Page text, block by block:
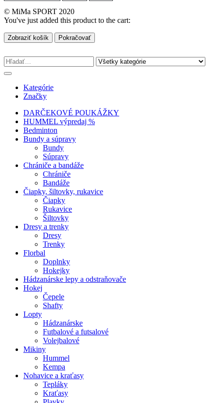
© MiMa SPORT 2020
You've just added this product to the cart:
Zobraziť košík Pokračovať
Kategórie
Značky
DARČEKOVÉ POUKÁŽKY
HUMMEL výpredaj %
Bedminton
Bundy a súpravy
Bundy
Súpravy
Chrániče a bandáže
Chrániče
Bandáže
Čiapky, šiltovky, rukavice
Čiapky
Rukavice
Šiltovky
Dresy a trenky
Dresy
Trenky
Florbal
Doplnky
Hokejky
Hádzanárske lepy a odstraňovače
Hokej
Čepele
Shafty
Lopty
Hádzanárske
Futbalové a futsalové
Volejbalové
Mikiny
Hummel
Kempa
Nohavice a kraťasy
Tepláky
Kraťasy